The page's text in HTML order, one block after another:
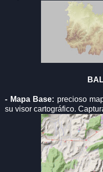
- Mapa Base: precioso
su visor cartográfico.